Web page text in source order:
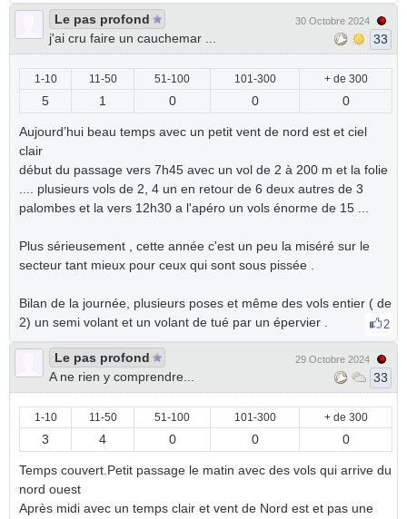
Le pas profond
j'ai cru faire un cauchemar ...
30 Octobre 2024
33
1-10 11-50 51-100 101-300 + de 300
5 1 0 0 0
Aujourd’hui beau temps avec un petit vent de nord est et ciel
clair
début du passage vers 7h45 avec un vol de 2 à 200 m et la folie
.... plusieurs vols de 2, 4 un en retour de 6 deux autres de 3
palombes et la vers 12h30 a l'apéro un vols énorme de 15 ...
Plus sérieusement , cette année c'est un peu la miséré sur le
secteur tant mieux pour ceux qui sont sous pissée .
Bilan de la journée, plusieurs poses et même des vols entier ( de
2) un semi volant et un volant de tué par un épervier .
2
Le pas profond
A ne rien y comprendre...
29 Octobre 2024
33
1-10 11-50 51-100 101-300 + de 300
3 4 0 0 0
Temps couvert.Petit passage le matin avec des vols qui arrive du
nord ouest
Après midi avec un temps clair et vent de Nord est et pas une